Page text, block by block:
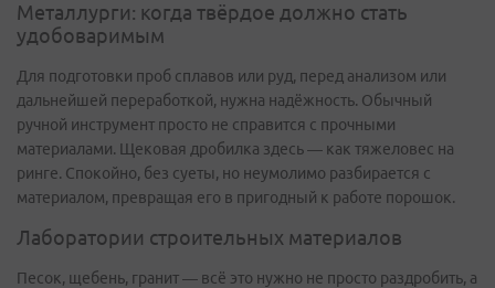
Металлурги: когда твёрдое должно стать
удобоваримым
Для подготовки проб сплавов или руд, перед анализом или
дальнейшей переработкой, нужна надёжность. Обычный
ручной инструмент просто не справится с прочными
материалами. Щековая дробилка здесь — как тяжеловес на
ринге. Спокойно, без суеты, но неумолимо разбирается с
материалом, превращая его в пригодный к работе порошок.
Лаборатории строительных материалов
Песок, щебень, гранит — всё это нужно не просто раздробить, а